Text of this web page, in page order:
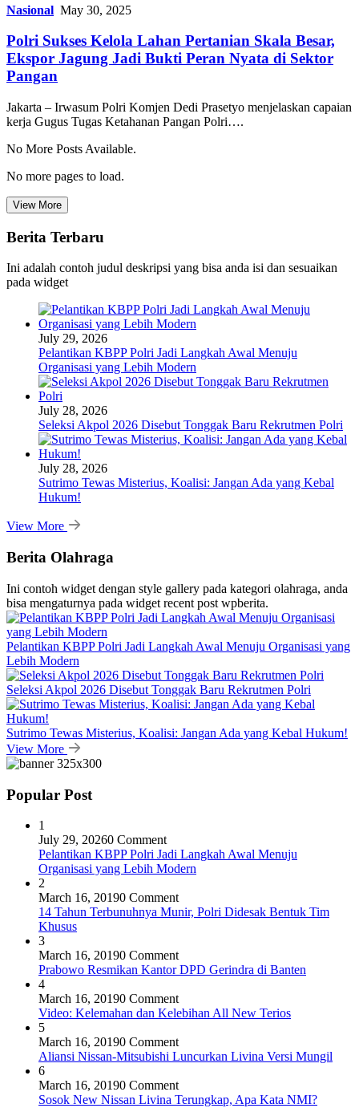
Nasional May 30, 2025
Polri Sukses Kelola Lahan Pertanian Skala Besar,
Ekspor Jagung Jadi Bukti Peran Nyata di Sektor
Pangan
Jakarta – Irwasum Polri Komjen Dedi Prasetyo menjelaskan capaian
kerja Gugus Tugas Ketahanan Pangan Polri….
No More Posts Available.
No more pages to load.
View More
Berita Terbaru
Ini adalah contoh judul deskripsi yang bisa anda isi dan sesuaikan
pada widget
July 29, 2026
Pelantikan KBPP Polri Jadi Langkah Awal Menuju
Organisasi yang Lebih Modern
July 28, 2026
Seleksi Akpol 2026 Disebut Tonggak Baru Rekrutmen Polri
July 28, 2026
Sutrimo Tewas Misterius, Koalisi: Jangan Ada yang Kebal
Hukum!
View More
Berita Olahraga
Ini contoh widget dengan style gallery pada kategori olahraga, anda
bisa mengaturnya pada widget recent post wpberita.
Pelantikan KBPP Polri Jadi Langkah Awal Menuju Organisasi yang
Lebih Modern
Seleksi Akpol 2026 Disebut Tonggak Baru Rekrutmen Polri
Sutrimo Tewas Misterius, Koalisi: Jangan Ada yang Kebal Hukum!
View More
Popular Post
1
July 29, 20260 Comment
Pelantikan KBPP Polri Jadi Langkah Awal Menuju
Organisasi yang Lebih Modern
2
March 16, 20190 Comment
14 Tahun Terbunuhnya Munir, Polri Didesak Bentuk Tim
Khusus
3
March 16, 20190 Comment
Prabowo Resmikan Kantor DPD Gerindra di Banten
4
March 16, 20190 Comment
Video: Kelemahan dan Kelebihan All New Terios
5
March 16, 20190 Comment
Aliansi Nissan-Mitsubishi Luncurkan Livina Versi Mungil
6
March 16, 20190 Comment
Sosok New Nissan Livina Terungkap, Apa Kata NMI?